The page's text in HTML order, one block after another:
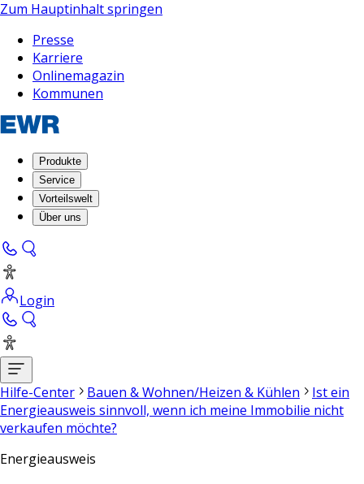
Zum Hauptinhalt springen
Presse
Karriere
Onlinemagazin
Kommunen
Produkte
Service
Vorteilswelt
Über uns
Login
Hilfe-Center Bauen & Wohnen/Heizen & Kühlen
Ist ein
Energieausweis sinnvoll, wenn ich meine Immobilie nicht
verkaufen möchte?
Energieausweis